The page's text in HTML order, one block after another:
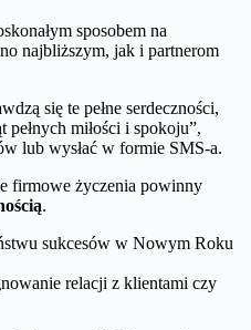
sposobem na
najbliższym, jak i partnerom
się te pełne serdeczności,
miłości i spokoju”,
lub wysłać w formie SMS-a.
firmowe życzenia powinny
.
sukcesów w Nowym Roku
relacji z klientami czy